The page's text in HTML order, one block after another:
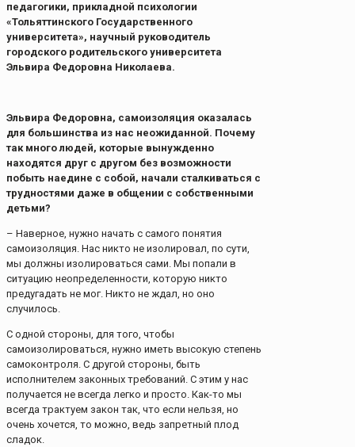
педагогики, прикладной психологии
«Тольяттинского Государственного
университета», научный руководитель
городского родительского университета
Эльвира Федоровна Николаева.
Эльвира Федоровна, самоизоляция оказалась
для большинства из нас неожиданной. Почему
так много людей, которые вынужденно
находятся друг с другом без возможности
побыть наедине с собой, начали сталкиваться с
трудностями даже в общении с собственными
детьми?
– Наверное, нужно начать с самого понятия
самоизоляция. Нас никто не изолировал, по сути,
мы должны изолироваться сами. Мы попали в
ситуацию неопределенности, которую никто
предугадать не мог. Никто не ждал, но оно
случилось.
С одной стороны, для того, чтобы
самоизолироваться, нужно иметь высокую степень
самоконтроля. С другой стороны, быть
исполнителем законных требований. С этим у нас
получается не всегда легко и просто. Как-то мы
всегда трактуем закон так, что если нельзя, но
очень хочется, то можно, ведь запретный плод
сладок.